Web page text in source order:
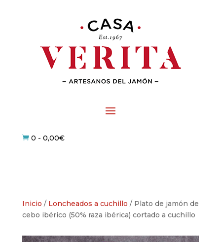
 0 - 0,00€
Inicio / Loncheados a cuchillo / Plato de jamón de
cebo ibérico (50% raza ibérica) cortado a cuchillo